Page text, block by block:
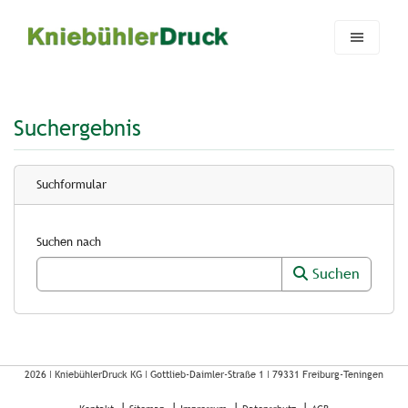
Suchergebnis
Suchformular
Suchen nach
Suchen
2026 ǀ KniebühlerDruck KG ǀ Gottlieb-Daimler-Straße 1 ǀ 79331 Freiburg-Teningen